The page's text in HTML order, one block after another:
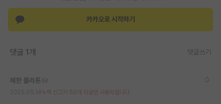
특수/전문대학원 게시판
반도체/AI 게시판
장학금/장학생 게시판
홍보 게시판
카카오로 시작하기
댓글 1개 댓글쓰기
체한 플라톤
누적 신고가 50개 이상인 사용자입니다.